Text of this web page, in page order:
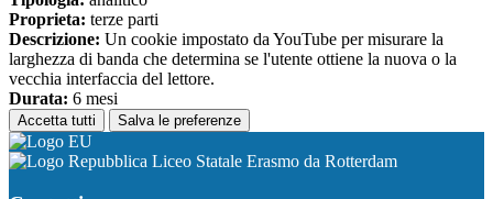
Proprieta: terze parti
Descrizione: Un cookie impostato da YouTube per misurare la
larghezza di banda che determina se l'utente ottiene la nuova o la
vecchia interfaccia del lettore.
Durata: 6 mesi
Accetta tutti Salva le preferenze
Liceo Statale Erasmo da Rotterdam